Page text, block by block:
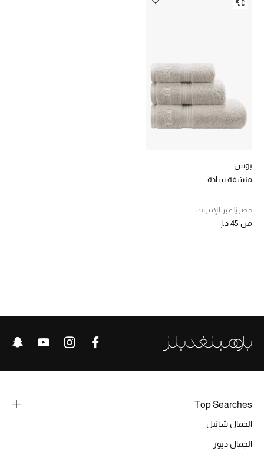
تشكيلة الأعراس
ركن الفخامة
جميع الملابس النسائية
جميع الحقائب النسائية
الموسم الجديد
الحقائب النسائية
حقائب رجالية
بوس
منشفة سادة
حصريًا عبر الإنترنت
من 45 د.إ
Top Searches
الجمال شانيل
الجمال ديور